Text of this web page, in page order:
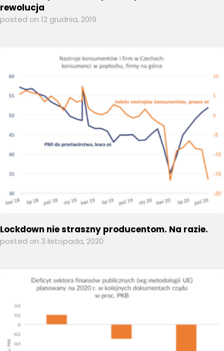
rewolucja
posted on 12 grudnia, 2019
Lockdown nie straszny producentom. Na razie.
posted on 3 listopada, 2020